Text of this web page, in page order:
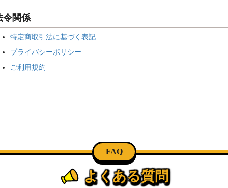
令関係
特定商取引法に基づく表記
プライバシーポリシー
ご利用規約
FAQ
よくある質問